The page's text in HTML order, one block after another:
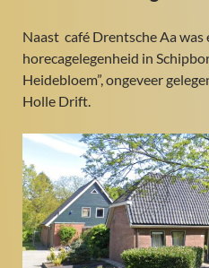
Naast café Drentsche Aa was
horecagelegenheid in
Heidebloem”, ongeveer
Holle Drift.